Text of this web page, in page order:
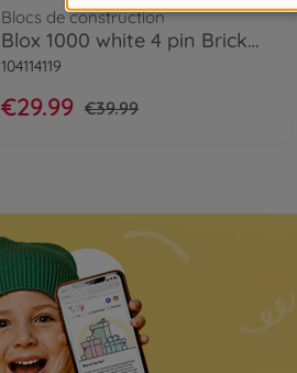
Blocs de construction
Blox 1000 white 4 pin Bricks loose
104114119
€29.99 €39.99